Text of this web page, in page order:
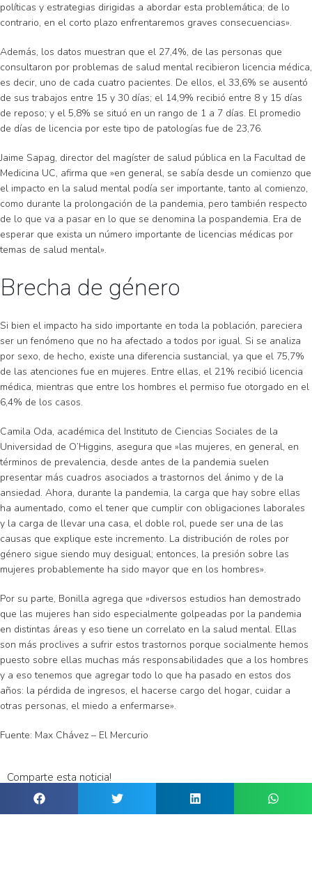
políticas y estrategias dirigidas a abordar esta problemática; de lo
contrario, en el corto plazo enfrentaremos graves consecuencias».
Además, los datos muestran que el 27,4%, de las personas que
consultaron por problemas de salud mental recibieron licencia médica,
es decir, uno de cada cuatro pacientes. De ellos, el 33,6% se ausentó
de sus trabajos entre 15 y 30 días; el 14,9% recibió entre 8 y 15 días
de reposo; y el 5,8% se situó en un rango de 1 a 7 días. El promedio
de días de licencia por este tipo de patologías fue de 23,76.
Jaime Sapag, director del magíster de salud pública en la Facultad de
Medicina UC, afirma que »en general, se sabía desde un comienzo que
el impacto en la salud mental podía ser importante, tanto al comienzo,
como durante la prolongación de la pandemia, pero también respecto
de lo que va a pasar en lo que se denomina la pospandemia. Era de
esperar que exista un número importante de licencias médicas por
temas de salud mental».
Brecha de género
Si bien el impacto ha sido importante en toda la población, pareciera
ser un fenómeno que no ha afectado a todos por igual. Si se analiza
por sexo, de hecho, existe una diferencia sustancial, ya que el 75,7%
de las atenciones fue en mujeres. Entre ellas, el 21% recibió licencia
médica, mientras que entre los hombres el permiso fue otorgado en el
6,4% de los casos.
Camila Oda, académica del Instituto de Ciencias Sociales de la
Universidad de O’Higgins, asegura que »las mujeres, en general, en
términos de prevalencia, desde antes de la pandemia suelen
presentar más cuadros asociados a trastornos del ánimo y de la
ansiedad. Ahora, durante la pandemia, la carga que hay sobre ellas
ha aumentado, como el tener que cumplir con obligaciones laborales
y la carga de llevar una casa, el doble rol, puede ser una de las
causas que explique este incremento. La distribución de roles por
género sigue siendo muy desigual; entonces, la presión sobre las
mujeres probablemente ha sido mayor que en los hombres».
Por su parte, Bonilla agrega que »diversos estudios han demostrado
que las mujeres han sido especialmente golpeadas por la pandemia
en distintas áreas y eso tiene un correlato en la salud mental. Ellas
son más proclives a sufrir estos trastornos porque socialmente hemos
puesto sobre ellas muchas más responsabilidades que a los hombres
y a eso tenemos que agregar todo lo que ha pasado en estos dos
años: la pérdida de ingresos, el hacerse cargo del hogar, cuidar a
otras personas, el miedo a enfermarse».
Fuente: Max Chávez – El Mercurio
Comparte esta noticia!